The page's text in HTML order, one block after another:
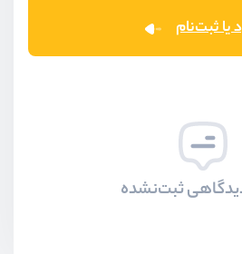
یا ثبت‌نام
ثبت‌نشده